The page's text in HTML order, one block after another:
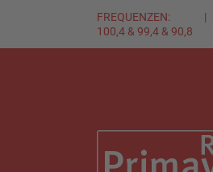
FREQUENZEN:
100,4 & 99,4 & 90,8